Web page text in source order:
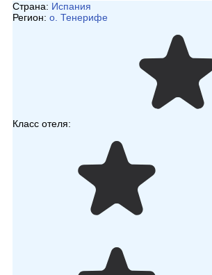
Страна: Испания
Регион: о. Тенерифе
Класс отеля: